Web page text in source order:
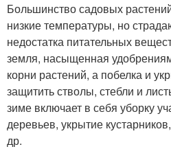
Большинство садовых
низкие температуры, но
недостатка питательных
земля, насыщенная
корни растений, а побелка и
защитить стволы, стебли и
зиме включает в себя уборку
деревьев, укрытие
др.